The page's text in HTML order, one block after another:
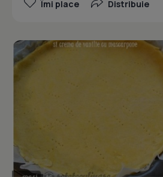
Îmi place Distribuie